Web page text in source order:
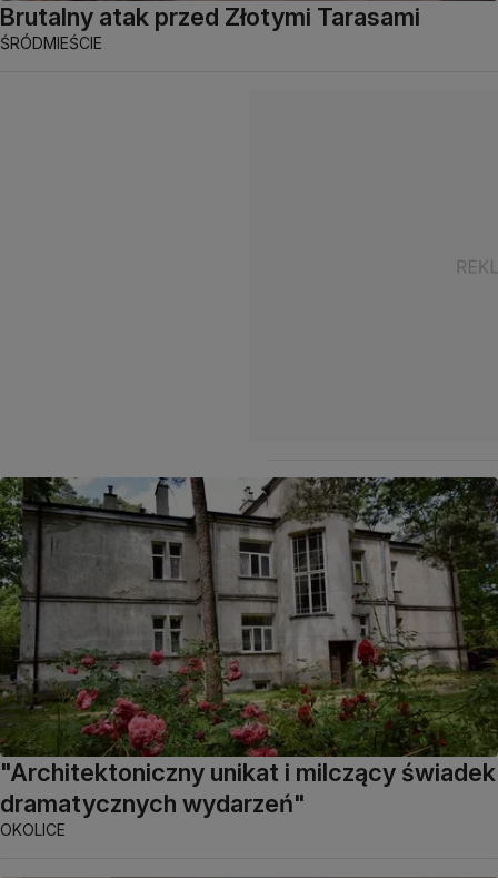
Brutalny atak przed Złotymi Tarasami
ŚRÓDMIEŚCIE
"Architektoniczny unikat i milczący świadek
dramatycznych wydarzeń"
OKOLICE